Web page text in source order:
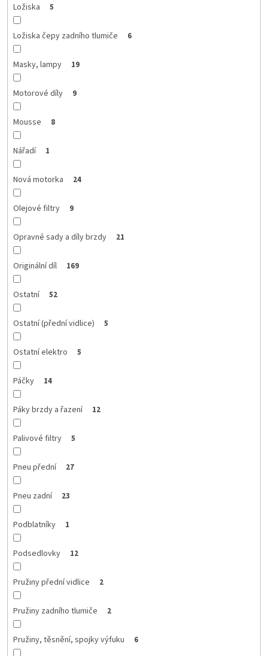
Ložiska 5
Ložiska čepy zadního tlumiče 6
Masky, lampy 19
Motorové díly 9
Mousse 8
Nářadí 1
Nová motorka 24
Olejové filtry 9
Opravné sady a díly brzdy 21
Originální díl 169
Ostatní 52
Ostatní (přední vidlice) 5
Ostatní elektro 5
Páčky 14
Páky brzdy a řazení 12
Palivové filtry 5
Pneu přední 27
Pneu zadní 23
Podblatníky 1
Podsedlovky 12
Pružiny přední vidlice 2
Pružiny zadního tlumiče 2
Pružiny, těsnění, spojky výfuku 6